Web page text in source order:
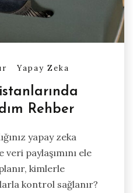
Yapay Zeka
Rehber
yapay zeka
paylaşımını ele
kimlerle
kontrol sağlanır?